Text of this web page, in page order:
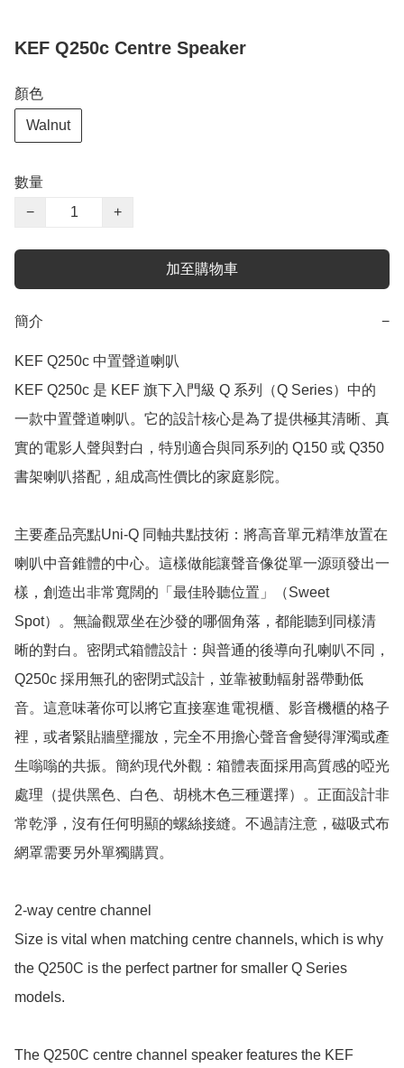
KEF Q250c Centre Speaker
顏色
Walnut
數量
−
+
加至購物車
簡介 −
KEF Q250c 中置聲道喇叭
KEF Q250c 是 KEF 旗下入門級 Q 系列（Q Series）中的
一款中置聲道喇叭。它的設計核心是為了提供極其清晰、真
實的電影人聲與對白，特別適合與同系列的 Q150 或 Q350
書架喇叭搭配，組成高性價比的家庭影院。
主要產品亮點Uni-Q 同軸共點技術：將高音單元精準放置在
喇叭中音錐體的中心。這樣做能讓聲音像從單一源頭發出一
樣，創造出非常寬闊的「最佳聆聽位置」（Sweet
Spot）。無論觀眾坐在沙發的哪個角落，都能聽到同樣清
晰的對白。密閉式箱體設計：與普通的後導向孔喇叭不同，
Q250c 採用無孔的密閉式設計，並靠被動輻射器帶動低
音。這意味著你可以將它直接塞進電視櫃、影音機櫃的格子
裡，或者緊貼牆壁擺放，完全不用擔心聲音會變得渾濁或產
生嗡嗡的共振。簡約現代外觀：箱體表面採用高質感的啞光
處理（提供黑色、白色、胡桃木色三種選擇）。正面設計非
常乾淨，沒有任何明顯的螺絲接縫。不過請注意，磁吸式布
網罩需要另外單獨購買。
2-way centre channel
Size is vital when matching centre channels, which is why
the Q250C is the perfect partner for smaller Q Series
models.
The Q250C centre channel speaker features the KEF